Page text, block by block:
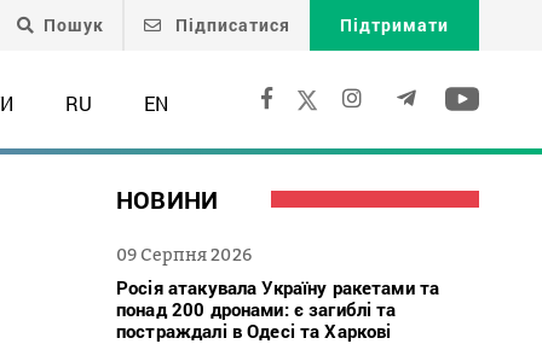
Пошук Підписатися Підтримати
RU EN
НОВИНИ
09 Серпня 2026
Росія атакувала Україну ракетами та
понад 200 дронами: є загиблі та
постраждалі в Одесі та Харкові